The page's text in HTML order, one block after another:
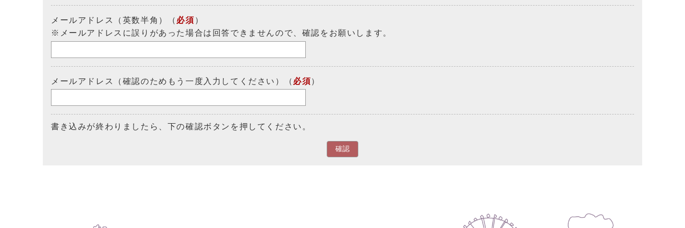
メールアドレス（英数半角）（ 必須 ）
※メールアドレスに誤りがあった場合は回答できませんので、確認をお願いします。
メールアドレス（確認のためもう一度入力してください）（ 必須）
書き込みが終わりましたら、下の確認ボタンを押してください。
確認